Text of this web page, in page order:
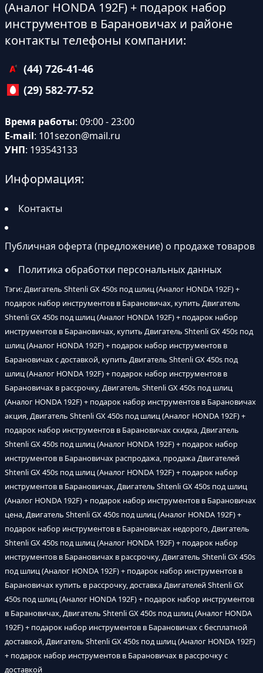
(Аналог HONDA 192F) + подарок набор
инструментов в Барановичах и районе
контакты телефоны компании:
(44) 726-41-46
(29) 582-77-52
Время работы: 09:00 - 23:00
E-mail: 101sezon@mail.ru
УНП: 193543133
Информация:
Контакты
Публичная оферта (предложение) о продаже товаров
Политика обработки персональных данных
Тэги: Двигатель Shtenli GX 450s под шлиц (Аналог HONDA 192F) +
подарок набор инструментов в Барановичах, купить Двигатель
Shtenli GX 450s под шлиц (Аналог HONDA 192F) + подарок набор
инструментов в Барановичах, купить Двигатель Shtenli GX 450s под
шлиц (Аналог HONDA 192F) + подарок набор инструментов в
Барановичах с доставкой, купить Двигатель Shtenli GX 450s под
шлиц (Аналог HONDA 192F) + подарок набор инструментов в
Барановичах в рассрочку, Двигатель Shtenli GX 450s под шлиц
(Аналог HONDA 192F) + подарок набор инструментов в Барановичах
акция, Двигатель Shtenli GX 450s под шлиц (Аналог HONDA 192F) +
подарок набор инструментов в Барановичах скидка, Двигатель
Shtenli GX 450s под шлиц (Аналог HONDA 192F) + подарок набор
инструментов в Барановичах распродажа, продажа Двигателей
Shtenli GX 450s под шлиц (Аналог HONDA 192F) + подарок набор
инструментов в Барановичах, Двигатель Shtenli GX 450s под шлиц
(Аналог HONDA 192F) + подарок набор инструментов в Барановичах
цена, Двигатель Shtenli GX 450s под шлиц (Аналог HONDA 192F) +
подарок набор инструментов в Барановичах недорого, Двигатель
Shtenli GX 450s под шлиц (Аналог HONDA 192F) + подарок набор
инструментов в Барановичах в рассрочку, Двигатель Shtenli GX 450s
под шлиц (Аналог HONDA 192F) + подарок набор инструментов в
Барановичах купить в рассрочку, доставка Двигателей Shtenli GX
450s под шлиц (Аналог HONDA 192F) + подарок набор инструментов
в Барановичах, Двигатель Shtenli GX 450s под шлиц (Аналог HONDA
192F) + подарок набор инструментов в Барановичах с бесплатной
доставкой, Двигатель Shtenli GX 450s под шлиц (Аналог HONDA 192F)
+ подарок набор инструментов в Барановичах в рассрочку с
доставкой